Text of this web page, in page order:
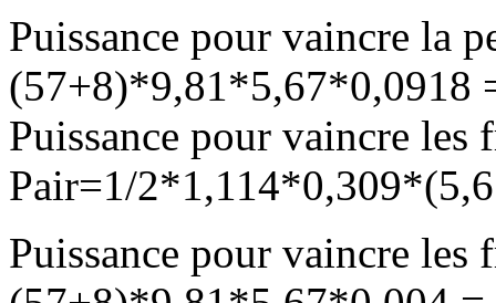
Puissance pour vaincre la
(57+8)*9,81*5,67*0,0918
Puissance pour vaincre les
Pair=1/
Puissance pour vaincre les